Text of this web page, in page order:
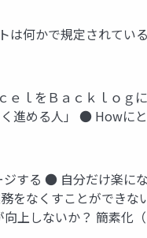
何かで規定されて
ｅｌをＢａｃｋｌｏ
める人」 ● Howに
する ● 自分だけ楽に
なくすことができ
上しないか？ 簡素化